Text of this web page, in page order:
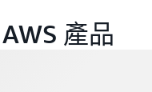
產品